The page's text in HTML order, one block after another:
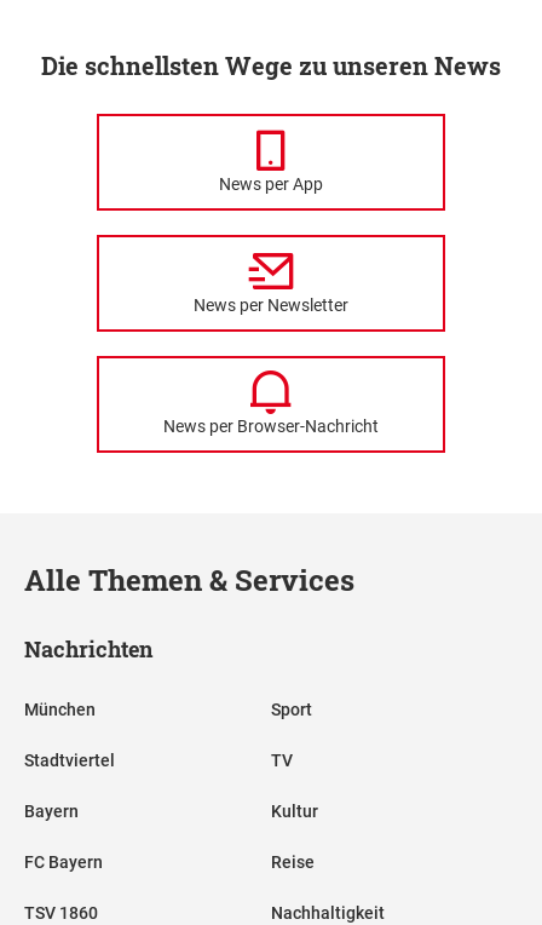
Die schnellsten Wege zu unseren News
News per App
News per Newsletter
News per Browser-Nachricht
Alle Themen & Services
Nachrichten
München
Stadtviertel
Bayern
FC Bayern
TSV 1860
Sport
TV
Kultur
Reise
Nachhaltigkeit